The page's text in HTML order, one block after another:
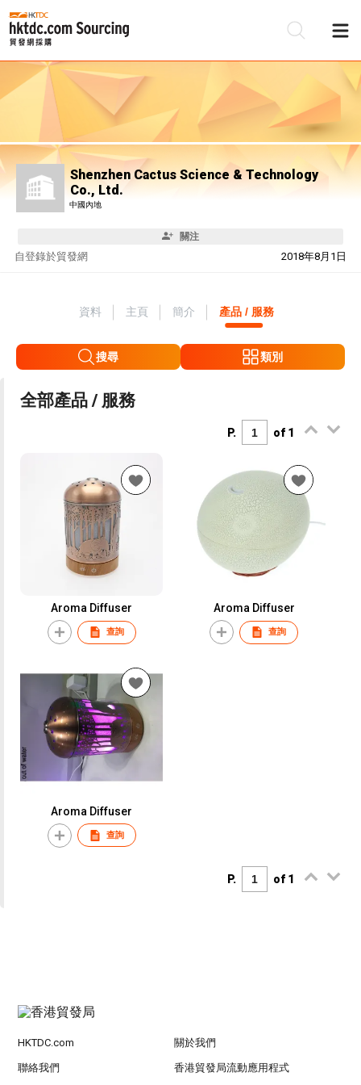
Shenzhen Cactus Science & Technology
Co., Ltd.
中國內地
關注
自 2018年8月1日
登錄於貿發網
資料 主頁 簡介 產品 / 服務
搜尋 類別
全部產品 / 服務
P. of 1
Aroma Diffuser
查詢
Aroma Diffuser
查詢
Aroma Diffuser
查詢
P. of 1
HKTDC.com 關於我們
聯絡我們 香港貿發局流動應用程式